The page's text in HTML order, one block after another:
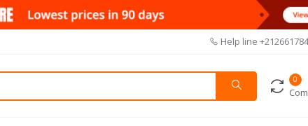
Help line
0